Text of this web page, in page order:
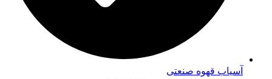
آسیاب قهوه صنعتی